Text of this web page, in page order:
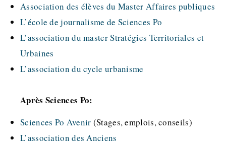
Association des élèves du Master Affaires publiques
L’école de journalisme de Sciences Po
L’association du master Stratégies Territoriales et
Urbaines
L’association du cycle urbanisme
Après Sciences Po:
Sciences Po Avenir (Stages, emplois, conseils)
L’association des Anciens